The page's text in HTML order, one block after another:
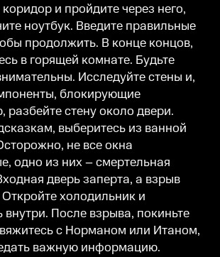
и пройдите через него,
ноутбук. Введите правильные
продолжить. В конце концов,
в горящей комнате. Будьте
Исследуйте стены и,
блокирующие
разбейте стену около двери.
выберитесь из ванной
не все окна
одно из них – смертельная
дверь заперта, а взрыв
холодильник и
внутри. После взрыва, покиньте
с Норманом или Итаном,
важную информацию.